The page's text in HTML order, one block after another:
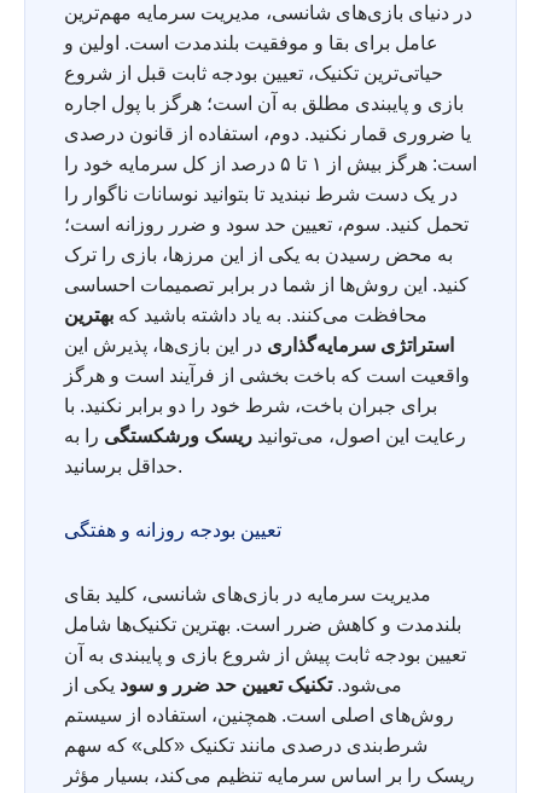
در دنیای بازی‌های شانسی، مدیریت سرمایه مهم‌ترین
عامل برای بقا و موفقیت بلندمدت است. اولین و
حیاتی‌ترین تکنیک، تعیین بودجه ثابت قبل از شروع
بازی و پایبندی مطلق به آن است؛ هرگز با پول اجاره
یا ضروری قمار نکنید. دوم، استفاده از قانون درصدی
است: هرگز بیش از ۱ تا ۵ درصد از کل سرمایه خود را
در یک دست شرط نبندید تا بتوانید نوسانات ناگوار را
تحمل کنید. سوم، تعیین حد سود و ضرر روزانه است؛
به محض رسیدن به یکی از این مرزها، بازی را ترک
کنید. این روش‌ها از شما در برابر تصمیمات احساسی
محافظت می‌کنند. به یاد داشته باشید که بهترین
استراتژی سرمایه‌گذاری در این بازی‌ها، پذیرش این
واقعیت است که باخت بخشی از فرآیند است و هرگز
برای جبران باخت، شرط خود را دو برابر نکنید. با
رعایت این اصول، می‌توانید ریسک ورشکستگی را به
حداقل برسانید.
تعیین بودجه روزانه و هفتگی
مدیریت سرمایه در بازی‌های شانسی، کلید بقای
بلندمدت و کاهش ضرر است. بهترین تکنیک‌ها شامل
تعیین بودجه ثابت پیش از شروع بازی و پایبندی به آن
می‌شود.تکنیک تعیین حد ضرر و سود یکی از
روش‌های اصلی است. همچنین، استفاده از سیستم
شرط‌بندی درصدی مانند تکنیک «کلی» که سهم
ریسک را بر اساس سرمایه تنظیم می‌کند، بسیار مؤثر